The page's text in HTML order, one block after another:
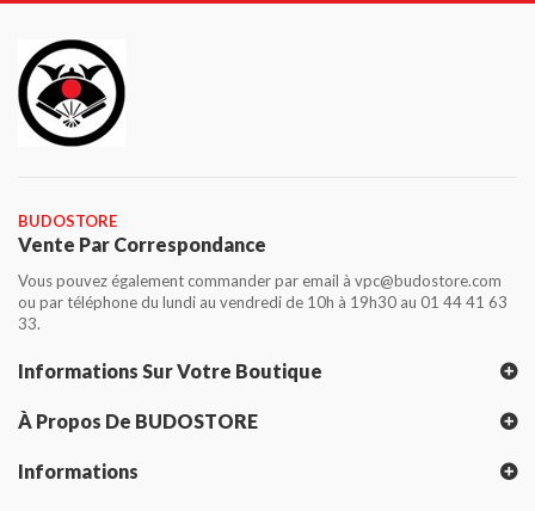
BUDOSTORE
Vente Par Correspondance
Vous pouvez également commander par email à vpc@budostore.com
ou par téléphone du lundi au vendredi de 10h à 19h30 au 01 44 41 63
33.
Informations Sur Votre Boutique
À Propos De BUDOSTORE
Informations